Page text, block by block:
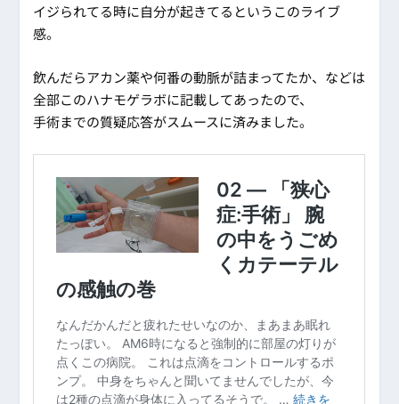
イジられてる時に自分が起きてるというこのライブ
感。
飲んだらアカン薬や何番の動脈が詰まってたか、などは
全部このハナモゲラボに記載してあったので、
手術までの質疑応答がスムースに済みました。